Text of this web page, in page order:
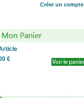
Créer un compte
€